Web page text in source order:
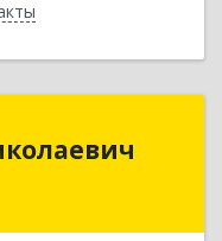
Николаевич